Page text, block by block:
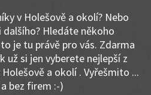
v Holešově a okolí? Nebo
Hledáte někoho
je tu právě pro vás. Zdarma
už si jen vyberete nejlepší z
a okolí . Vyřešmito ...
bez firem :-)